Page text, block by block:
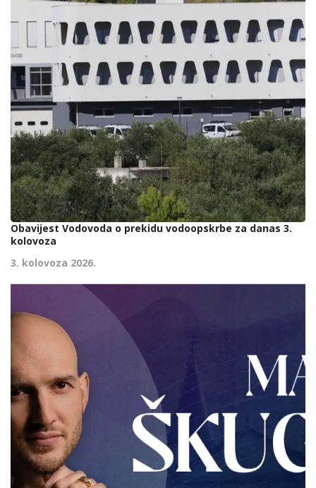
Obavijest Vodovoda o prekidu vodoopskrbe za danas 3.
kolovoza
3. kolovoza 2026.